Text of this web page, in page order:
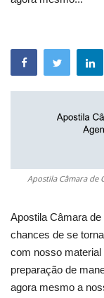
Apostila Câmara de
Apostila Câmara
chances de se
com nosso
preparação de
agora mesmo a